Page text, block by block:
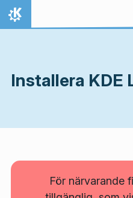
Gå till innehåll
Hem
Installera KDE
För närvarande